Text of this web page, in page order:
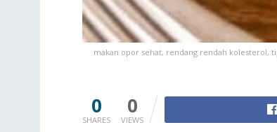
makan opor sehat, rendang rendah kolesterol,
0
SHARES
0
VIEWS